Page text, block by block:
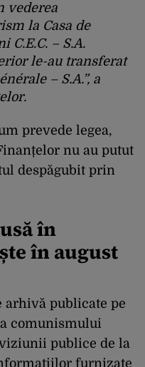
vederea
la Casa de
C.E.C. – S.A.
le-au transferat
– S.A.”, a
prevede legea,
nu au putut
despăgubit prin
în
în august
arhivă publicate pe
comunismului
publice de la
furnizate